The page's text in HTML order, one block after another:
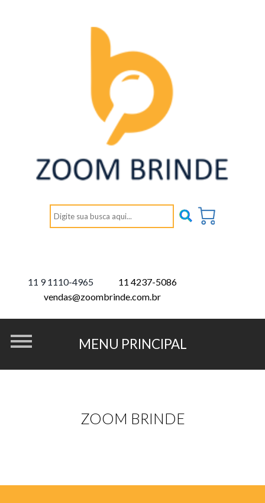
11 9 1110-4965
11 4237-5086
vendas@zoombrinde.com.br
ZOOM BRINDE